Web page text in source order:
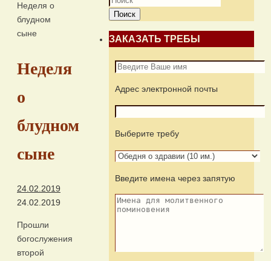
Неделя о
блудном
сыне
Неделя
о
блудном
сыне
24.02.2019
24.02.2019
Прошли
богослужения
второй
Поиск
ЗАКАЗАТЬ ТРЕБЫ
Адрес электронной почты
Выберите требу
Введите имена через запятую